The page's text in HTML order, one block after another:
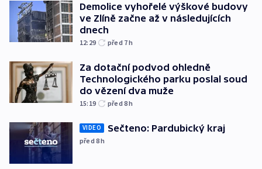
Demolice vyhořelé výškové budovy
ve Zlíně začne až v následujících
dnech
12:29 před 7h
Za dotační podvod ohledně
Technologického parku poslal soud
do vězení dva muže
15:19 před 8h
VIDEO Sečteno: Pardubický kraj
před 8h